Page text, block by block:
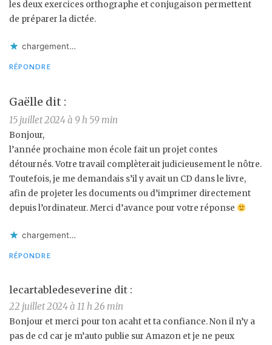
les deux exercices orthographe et conjugaison permettent
de préparer la dictée.
chargement…
RÉPONDRE
Gaëlle dit :
15 juillet 2024 à 9 h 59 min
Bonjour,
l’année prochaine mon école fait un projet contes
détournés. Votre travail complèterait judicieusement le nôtre.
Toutefois, je me demandais s’il y avait un CD dans le livre,
afin de projeter les documents ou d’imprimer directement
depuis l’ordinateur. Merci d’avance pour votre réponse
chargement…
RÉPONDRE
lecartabledeseverine dit :
22 juillet 2024 à 11 h 26 min
Bonjour et merci pour ton acaht et ta confiance. Non il n’y a
pas de cd car je m’auto publie sur Amazon et je ne peux